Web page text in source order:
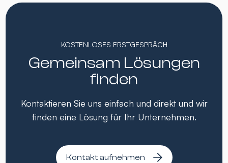
KOSTENLOSES ERSTGESPRÄCH
Gemeinsam Lösungen
finden
Kontaktieren Sie uns einfach und direkt und wir
finden eine Lösung für Ihr Unternehmen.
Kontakt aufnehmen